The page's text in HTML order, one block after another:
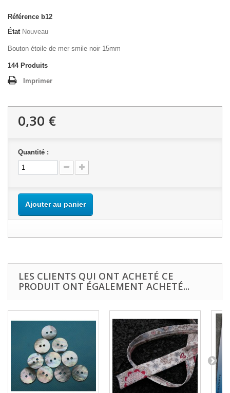
Référence b12
État Nouveau
Bouton étoile de mer smile noir 15mm
144 Produits
Imprimer
0,30 €
Quantité :
Ajouter au panier
LES CLIENTS QUI ONT ACHETÉ CE
PRODUIT ONT ÉGALEMENT ACHETÉ...